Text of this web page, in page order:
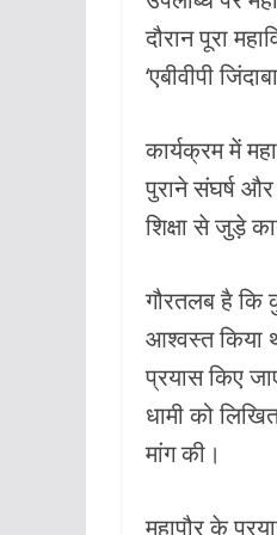
o
k
p
p
दौरान पूरा
‘एबीवीपी
कार्यक्रम में
पुराने संघर्ष और
शिक्षा से जुड़े
गौरतलब है कि
आश्वस्त किया
प्रयास किए
धामी को
मांग की।
महापौर के